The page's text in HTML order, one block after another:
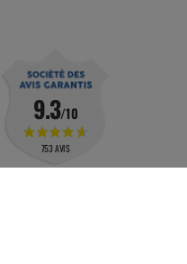
9.3/10
753 AVIS